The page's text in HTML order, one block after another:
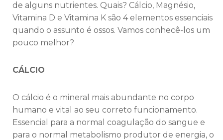
de alguns nutrientes. Quais? Cálcio, Magnésio,
Vitamina D e Vitamina K são 4 elementos essenciais
quando o assunto é ossos. Vamos conhecê-los um
pouco melhor?
CÁLCIO
O cálcio é o mineral mais abundante no corpo
humano e vital ao seu correto funcionamento.
Essencial para a normal coagulação do sangue e
para o normal metabolismo produtor de energia, o